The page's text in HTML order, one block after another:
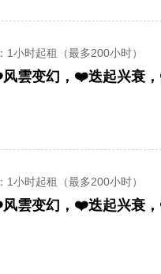
：1小时起租（最多200小时）
：1小时起租（最多200小时）